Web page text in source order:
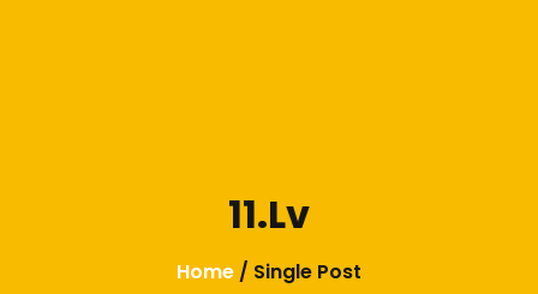
11.lv
Home / Single Post